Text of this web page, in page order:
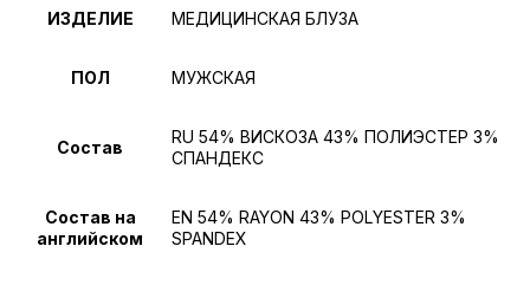
ИЗДЕЛИЕ МЕДИЦИНСКАЯ БЛУЗА
ПОЛ МУЖСКАЯ
Состав
RU 54% ВИСКОЗА 43% ПОЛИЭСТЕР 3%
СПАНДЕКС
Состав на
английском
EN 54% RAYON 43% POLYESTER 3%
SPANDEX